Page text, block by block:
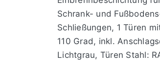
Schrank- und
Schließungen, 1 Türen
110 Grad, inkl.
Lichtgrau, Türen Stahl: